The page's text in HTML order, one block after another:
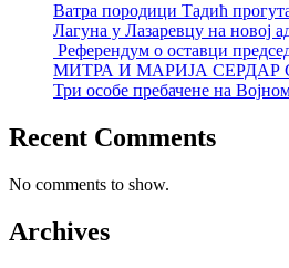
Ватра породици Тадић
Лагуна у Лазаревцу на новој
Референдум о оставци
МИТРА И МАРИЈА
Три особе пребачене на
Recent Comments
No comments to show.
Archives